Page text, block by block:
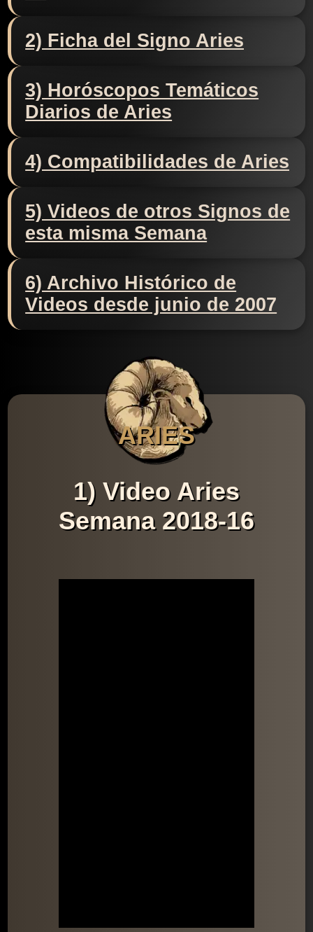
2) Ficha del Signo Aries
3) Horóscopos Temáticos
Diarios de Aries
4) Compatibilidades de Aries
5) Videos de otros Signos de
esta misma Semana
6) Archivo Histórico de
Videos desde junio de 2007
ARIES
1) Video Aries
Semana 2018-16